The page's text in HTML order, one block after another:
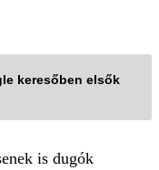
keresőben elsők
is dugók